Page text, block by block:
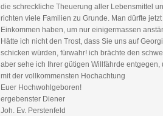
die schreckliche Theuerung aller Lebensmittel
richten viele Familien zu Grunde. Man dürfte
Einkommen haben, um nur einigermassen
Hätte ich nicht den Trost, dass Sie uns auf
schicken würden, fürwahr! ich brächte den
aber sehe ich Ihrer gütigen Willfährde entgegen,
mit der vollkommensten Hochachtung
Euer Hochwohlgeboren!
ergebenster Diener
Joh. Ev. Perstenfeld